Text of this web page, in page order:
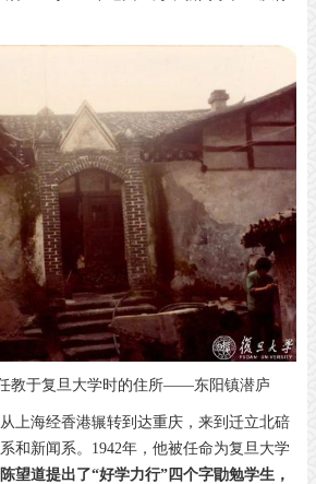
教于复旦大学时的住所——东阳镇潜庐
上海经香港辗转到达重庆，来到迁立北碚
和新闻系。1942年，他被任命为复旦大学
望道提出了“好学力行”四个字勖勉学生，